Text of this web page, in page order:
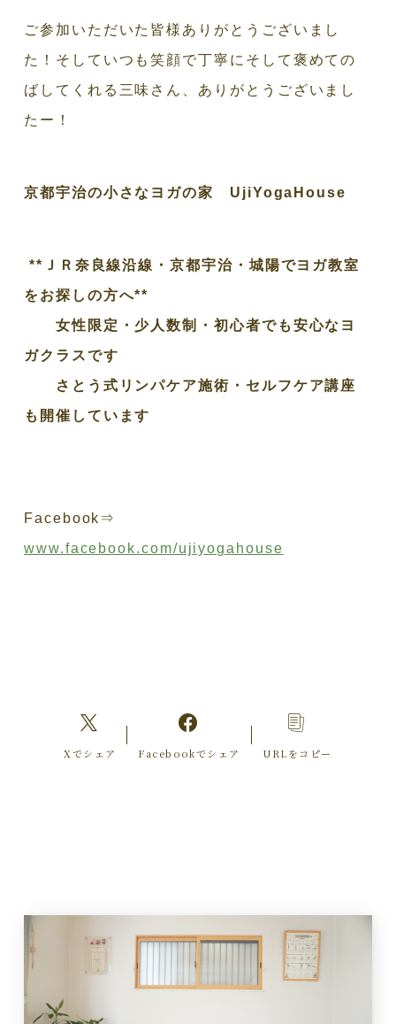
ご参加いただいた皆様ありがとうございまし
た！そしていつも笑顔で丁寧にそして褒めての
ばしてくれる三味さん、ありがとうございまし
たー！
京都宇治の小さなヨガの家 UjiYogaHouse
**ＪＲ奈良線沿線・京都宇治・城陽でヨガ教室
をお探しの方へ**
女性限定・少人数制・初心者でも安心なヨ
ガクラスです
さとう式リンパケア施術・セルフケア講座
も開催しています
Facebook⇒
www.facebook.com/ujiyogahouse
Xでシェア Facebookでシェア URLをコピー